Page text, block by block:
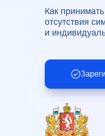
Как
отсутствия
и